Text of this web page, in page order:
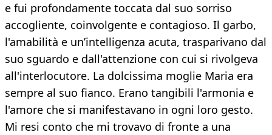
e fui profondamente toccata dal suo sorriso
accogliente, coinvolgente e contagioso. Il garbo,
l'amabilità e un’intelligenza acuta, trasparivano dal
suo sguardo e dall'attenzione con cui si rivolgeva
all'interlocutore. La dolcissima moglie Maria era
sempre al suo fianco. Erano tangibili l'armonia e
l'amore che si manifestavano in ogni loro gesto.
Mi resi conto che mi trovavo di fronte a una